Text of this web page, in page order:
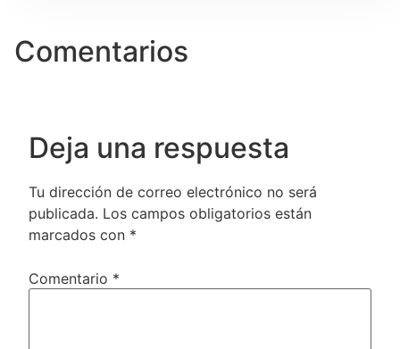
Comentarios
Deja una respuesta
Tu dirección de correo electrónico no será
publicada. Los campos obligatorios están
marcados con *
Comentario *